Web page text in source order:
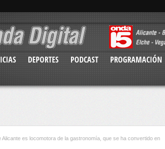
DEPORTES PODCAST PROGRAMACIÓN
Alicante es locomotora de la gastronomía, que se ha convertido en